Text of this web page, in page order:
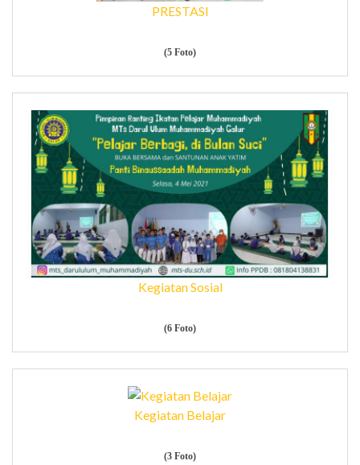
PRESTASI
(5 Foto)
Kegiatan Sosial
(6 Foto)
Kegiatan Belajar
(3 Foto)